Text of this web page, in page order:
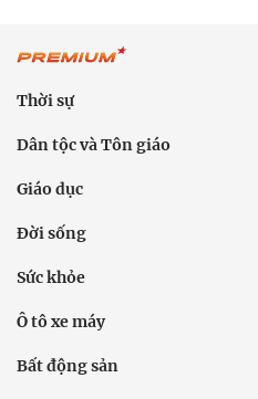
Thời sự
Dân tộc và Tôn giáo
Giáo dục
Đời sống
Sức khỏe
Ô tô xe máy
Bất động sản